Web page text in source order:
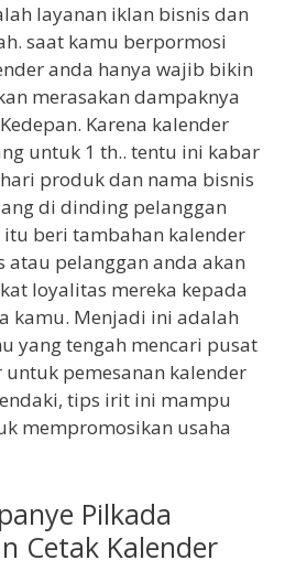
layanan iklan bisnis dan
saat kamu berpormosi
anda hanya wajib bikin
merasakan dampaknya
Karena kalender
untuk 1 th.. tentu ini kabar
produk dan nama bisnis
di dinding pelanggan
beri tambahan kalender
atau pelanggan anda akan
loyalitas mereka kepada
kamu. Menjadi ini adalah
yang tengah mencari pusat
pemesanan kalender
tips irit ini mampu
mempromosikan usaha
Pilkada
Cetak Kalender